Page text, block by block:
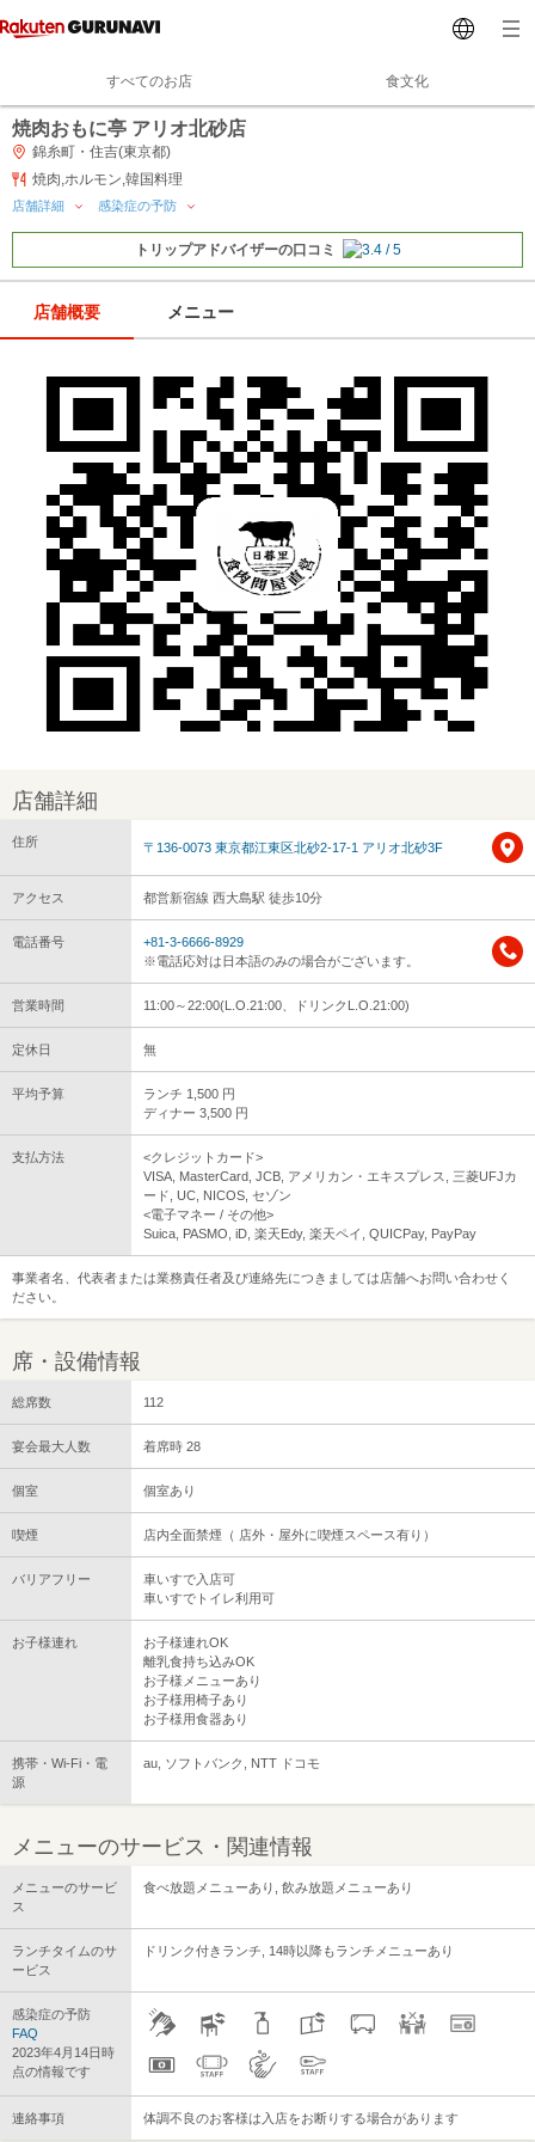
すべてのお店 食文化
焼肉おもに亭 アリオ北砂店
錦糸町・住吉(東京都)
焼肉,ホルモン,韓国料理
店舗詳細 感染症の予防
トリップアドバイザーの口コミ
店舗概要 メニュー
店舗詳細
住所 〒136-0073 東京都江東区北砂2-17-1 アリオ北砂3F
アクセス 都営新宿線 西大島駅 徒歩10分
電話番号
+81-3-6666-8929
※電話応対は日本語のみの場合がございます。
営業時間 11:00～22:00(L.O.21:00、ドリンクL.O.21:00)
定休日 無
平均予算
ランチ 1,500 円
ディナー 3,500 円
支払方法
<クレジットカード>
VISA, MasterCard, JCB, アメリカン・エキスプレス, 三菱UFJカ
ード, UC, NICOS, セゾン
<電子マネー / その他>
Suica, PASMO, iD, 楽天Edy, 楽天ペイ, QUICPay, PayPay
事業者名、代表者または業務責任者及び連絡先につきましては店舗へお問い合わせく
ださい。
席・設備情報
総席数 112
宴会最大人数 着席時 28
個室 個室あり
喫煙 店内全面禁煙（ 店外・屋外に喫煙スペース有り）
バリアフリー
車いすで入店可
車いすでトイレ利用可
お子様連れ
お子様連れOK
離乳食持ち込みOK
お子様メニューあり
お子様用椅子あり
お子様用食器あり
携帯・Wi-Fi・電
源
au, ソフトバンク, NTT ドコモ
メニューのサービス・関連情報
メニューのサービ
ス
食べ放題メニューあり, 飲み放題メニューあり
ランチタイムのサ
ービス
ドリンク付きランチ, 14時以降もランチメニューあり
感染症の予防
FAQ
2023年4月14日時
点の情報です
連絡事項 体調不良のお客様は入店をお断りする場合があります